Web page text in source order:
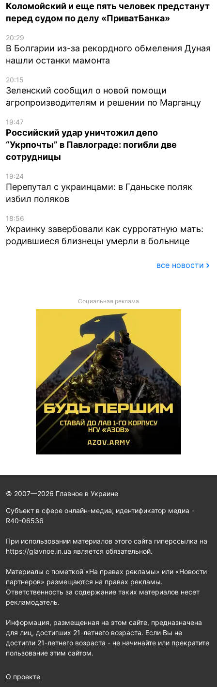
Коломойский и еще пять человек предстанут
перед судом по делу «ПриватБанка»
20:29
В Болгарии из-за рекордного обмеления Дуная
нашли останки мамонта
20:15
Зеленский сообщил о новой помощи
агропроизводителям и решении по Марганцу
19:47
Российский удар уничтожил депо
“Укрпочты” в Павлограде: погибли две
сотрудницы
19:24
Перепутал с украинцами: в Гданьске поляк
избил поляков
18:56
Украинку завербовали как суррогатную мать:
родившиеся близнецы умерли в больнице
все новости
Социальная реклама
© 2007—2026 Главное в Украине
Субъект в сфере онлайн-медиа; идентификатор медиа -
R40-06536
При использовании материалов этого сайта гиперссылка на
https://glavnoe.in.ua является обязательной.
Материалы с пометкой «На правах рекламы» или «Новости
партнеров» размещаются на правах рекламы.
Ответственность за содержание таких материалов несет
рекламодатель.
Информация, размещенная на этом сайте, предназначена
для лиц, достигших 21-летнего возраста. Если Вы не
достигли 21-летнего возраста - не начинайте или прекратите
пользование этим сайтом.
О проекте